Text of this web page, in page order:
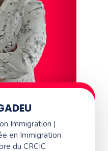
Immigration |
en Immigration
du CRCIC